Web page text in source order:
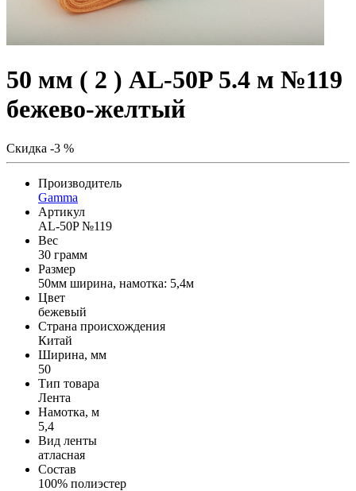
50 мм ( 2 ) AL-50P 5.4 м №119
бежево-желтый
Скидка -3 %
Производитель
Gamma
Артикул
AL-50P №119
Вес
30 грамм
Размер
50мм ширина, намотка: 5,4м
Цвет
бежевый
Страна происхождения
Китай
Ширина, мм
50
Тип товара
Лента
Намотка, м
5,4
Вид ленты
атласная
Состав
100% полиэстер